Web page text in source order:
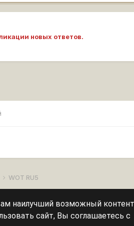
новых ответов.
WOT RU5
наилучший возможный
сайт, Вы соглашаетесь с